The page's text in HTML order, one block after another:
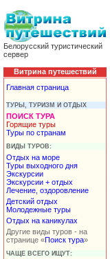
Белорусский туристический
сервер
Витрина путешествий
Главная страница
ТУРЫ, ТУРИЗМ И ОТДЫХ
ПОИСК ТУРА
Горящие туры
Туры по странам
ВИДЫ ТУРОВ:
Отдых на море
Туры выходного дня
Экскурсии
Экскурсии + отдых
Лечение, оздоровление
Детский отдых
Молодежные туры
Отдых на каникулах
Другие виды туров - на
странице «Поиск тура»
ЧАЩЕ ВСЕГО ИЩУТ: